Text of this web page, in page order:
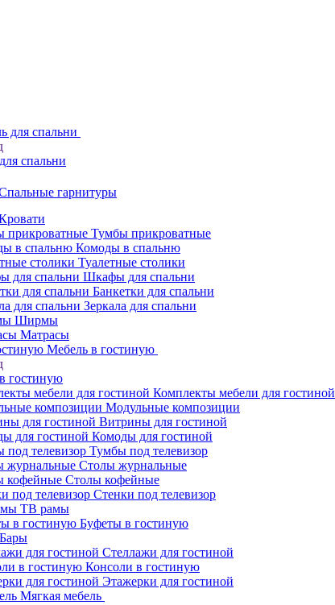
для спальни
спальни
гарнитуры
Тумбы прикроватные
Комоды в спальню
Туалетные столики
Шкафы для спальни
Банкетки для спальни
Зеркала для спальни
Ширмы
Матрасы
Мебель в гостиную
гостиную
Комплекты мебели для гостиной
Модульные композиции
Витрины для гостиной
Комоды для гостиной
Тумбы под телевизор
Столы журнальные
Столы кофейные
Стенки под телевизор
ТВ рамы
Буфеты в гостиную
Бары
Стеллажи для гостиной
Консоли в гостиную
Этажерки для гостиной
Мягкая мебель